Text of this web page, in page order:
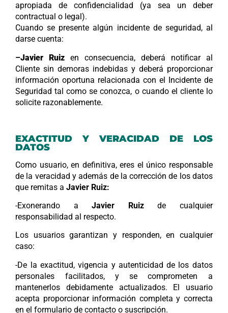
apropiada de confidencialidad (ya sea un deber
contractual o legal).
Cuando se presente algún incidente de seguridad, al
darse cuenta:
–Javier Ruiz en consecuencia, deberá notificar al
Cliente sin demoras indebidas y deberá proporcionar
información oportuna relacionada con el Incidente de
Seguridad tal como se conozca, o cuando el cliente lo
solicite razonablemente.
EXACTITUD Y VERACIDAD DE LOS
DATOS
Como usuario, en definitiva, eres el único responsable
de la veracidad y además de la corrección de los datos
que remitas aJavier Ruiz:
-Exonerando aJavier Ruizde cualquier
responsabilidad al respecto.
Los usuarios garantizan y responden, en cualquier
caso:
-De la exactitud, vigencia y autenticidad de los datos
personales facilitados, y se comprometen a
mantenerlos debidamente actualizados. El usuario
acepta proporcionar información completa y correcta
en el formulario de contacto o suscripción.